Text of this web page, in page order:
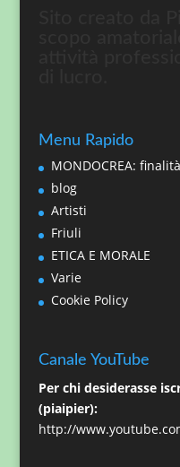
Menu Rapido
MONDOCREA: finalità
blog
Artisti
Friuli
ETICA E MORALE
Varie
Cookie Policy
Canale YouTube
Per chi desiderasse
(piaipier):
http://